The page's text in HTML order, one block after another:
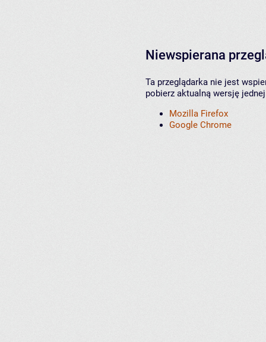
Niewspierana
Ta przeglądarka nie jest
pobierz aktualną wersję
Mozilla Firefox
Google Chrome